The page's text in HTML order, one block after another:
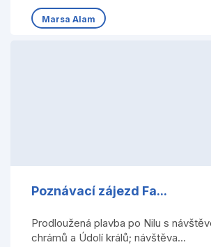
Marsa Alam
Poznávací zájezd Fa...
Prodloužená plavba po Nilu s
chrámů a Údolí králů; návštěva...